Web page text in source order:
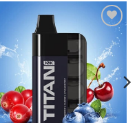
Πρόσθήκη
στην λίστα
επιθυμιών